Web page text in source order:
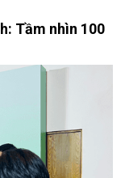
Tầm nhìn 100